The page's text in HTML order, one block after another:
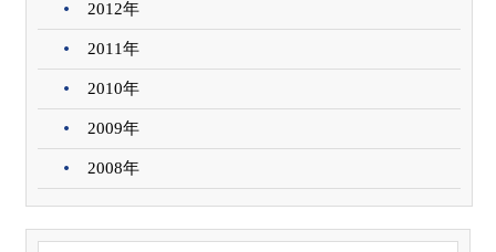
2012年
2011年
2010年
2009年
2008年